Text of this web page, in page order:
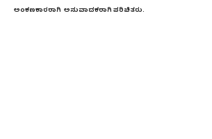
ಅಂಕಣಕಾರರಾಗಿ ಅನುವಾದಕರಾಗಿ ಪರಿಚಿತರು.